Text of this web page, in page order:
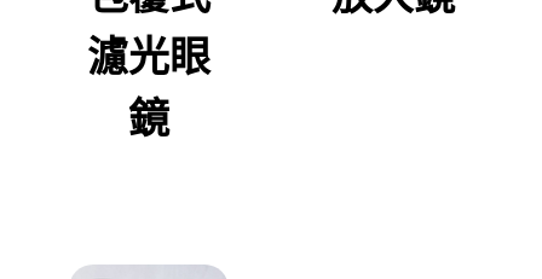
濾光眼
鏡